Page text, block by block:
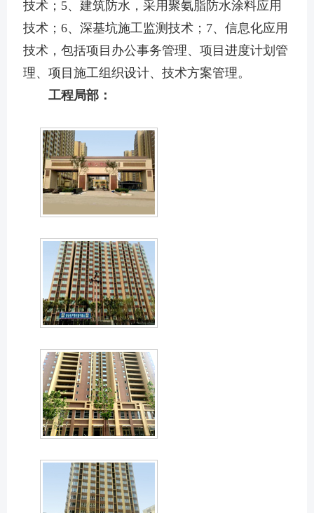
技术；5、建筑防水，采用聚氨脂防水涂料应用
技术；6、深基坑施工监测技术；7、信息化应用
技术，包括项目办公事务管理、项目进度计划管
理、项目施工组织设计、技术方案管理。
工程局部：